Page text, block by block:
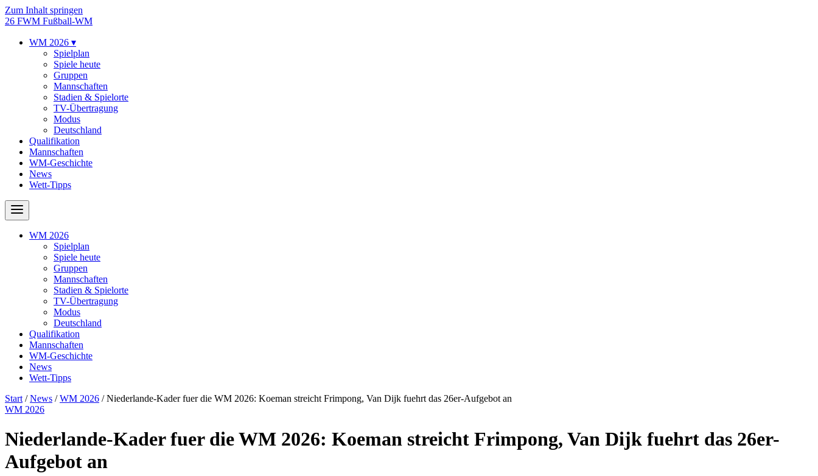
Zum Inhalt springen
26 FWM Fußball-WM
WM 2026 ▾
Spielplan
Spiele heute
Gruppen
Mannschaften
Stadien & Spielorte
TV-Übertragung
Modus
Deutschland
Qualifikation
Mannschaften
WM-Geschichte
News
Wett-Tipps
WM 2026
Spielplan
Spiele heute
Gruppen
Mannschaften
Stadien & Spielorte
TV-Übertragung
Modus
Deutschland
Qualifikation
Mannschaften
WM-Geschichte
News
Wett-Tipps
Start /News /WM 2026 /Niederlande-Kader fuer die WM 2026: Koeman streicht Frimpong, Van Dijk fuehrt das 26er-Aufgebot an
WM 2026
Niederlande-Kader fuer die WM 2026: Koeman streicht Frimpong, Van Dijk fuehrt das 26er-
Aufgebot an